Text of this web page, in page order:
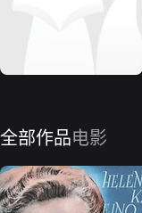
全部作品电影